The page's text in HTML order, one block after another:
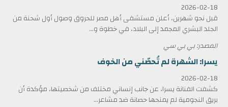
2026-02-18
قبل نحو شهرين، أعلن مستشفى أهل مصر للحروق وصول أول شحنة من
الجلد البشري المجمد إلى البلاد، في خطوة و...
المصدر: بي بي سي
يسرا: الشهرة لم تُحصّني من الخوف
2026-02-18
كشفت الفنانة يسرا، عن جانب إنساني مختلف من شخصيتها، مؤكدة أن
بريق النجومية لم يمنحها حصانة ضد مشاعر...